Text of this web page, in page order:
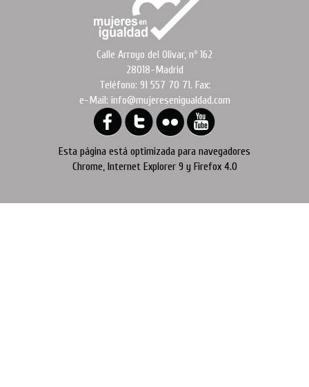
Calle Arroyo del Olivar, nº 162
28018-Madrid
Teléfono: 91 557 70 71. Fax:
e-Mail: info@mujeresenigualdad.com
Esta página está optimizada para navegadores
Chrome, Internet Explorer 9 y Firefox 4.0